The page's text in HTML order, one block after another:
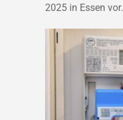
2025 in Essen vor.